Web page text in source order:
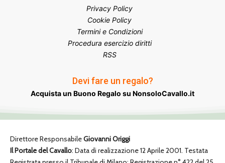
Privacy Policy
Cookie Policy
Termini e Condizioni
Procedura esercizio diritti
RSS
Devi fare un regalo?
Acquista un Buono Regalo su NonsoloCavallo.it
Direttore ResponsabileGiovanni Origgi
Il Portale del Cavallo: Data di realizzazione 12 Aprile 2001. Testata